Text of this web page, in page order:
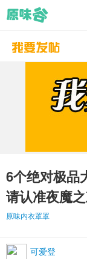
6个绝对极品
请认准夜魔
原味内衣罩罩
可爱登